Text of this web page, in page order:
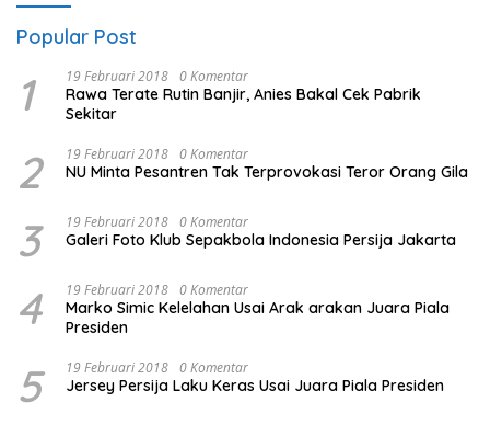
Popular Post
1 19 Februari 2018 0 Komentar
Rawa Terate Rutin Banjir, Anies Bakal Cek Pabrik
Sekitar
2 19 Februari 2018 0 Komentar
NU Minta Pesantren Tak Terprovokasi Teror Orang Gila
3 19 Februari 2018 0 Komentar
Galeri Foto Klub Sepakbola Indonesia Persija Jakarta
4 19 Februari 2018 0 Komentar
Marko Simic Kelelahan Usai Arak arakan Juara Piala
Presiden
5 19 Februari 2018 0 Komentar
Jersey Persija Laku Keras Usai Juara Piala Presiden